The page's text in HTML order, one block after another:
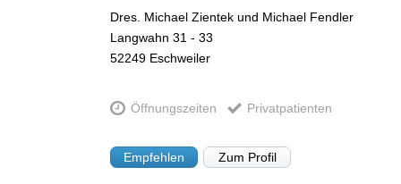
Dres. Michael Zientek und Michael Fendler
Langwahn 31 - 33
52249 Eschweiler
Öffnungszeiten Privatpatienten
Empfehlen Zum Profil